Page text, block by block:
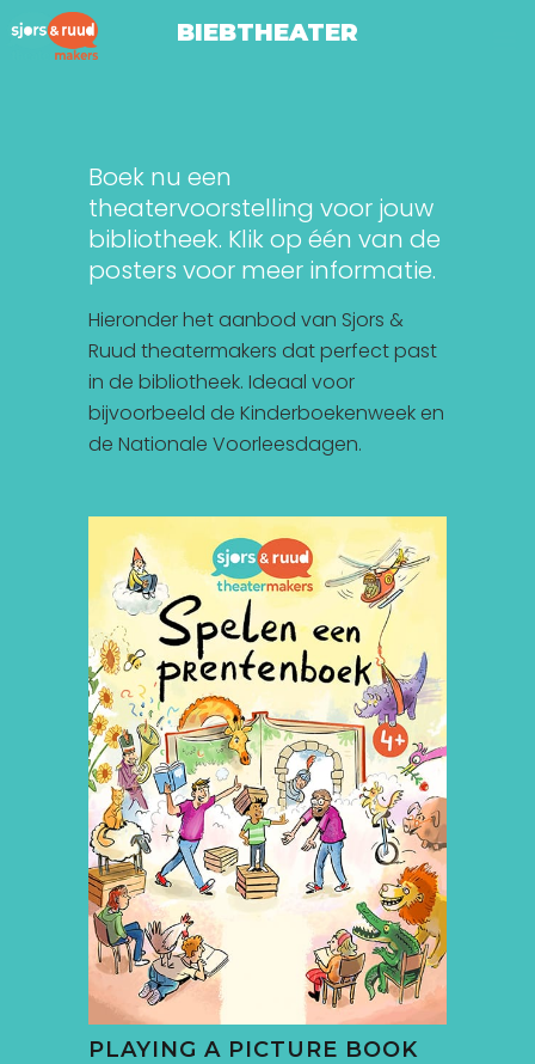
BIEBTHEATER
Boek nu een
theatervoorstelling voor jouw
bibliotheek. Klik op één van de
posters voor meer informatie.
Hieronder het aanbod van Sjors &
Ruud theatermakers dat perfect past
in de bibliotheek. Ideaal voor
bijvoorbeeld de Kinderboekenweek en
de Nationale Voorleesdagen.
PLAYING A PICTURE BOOK